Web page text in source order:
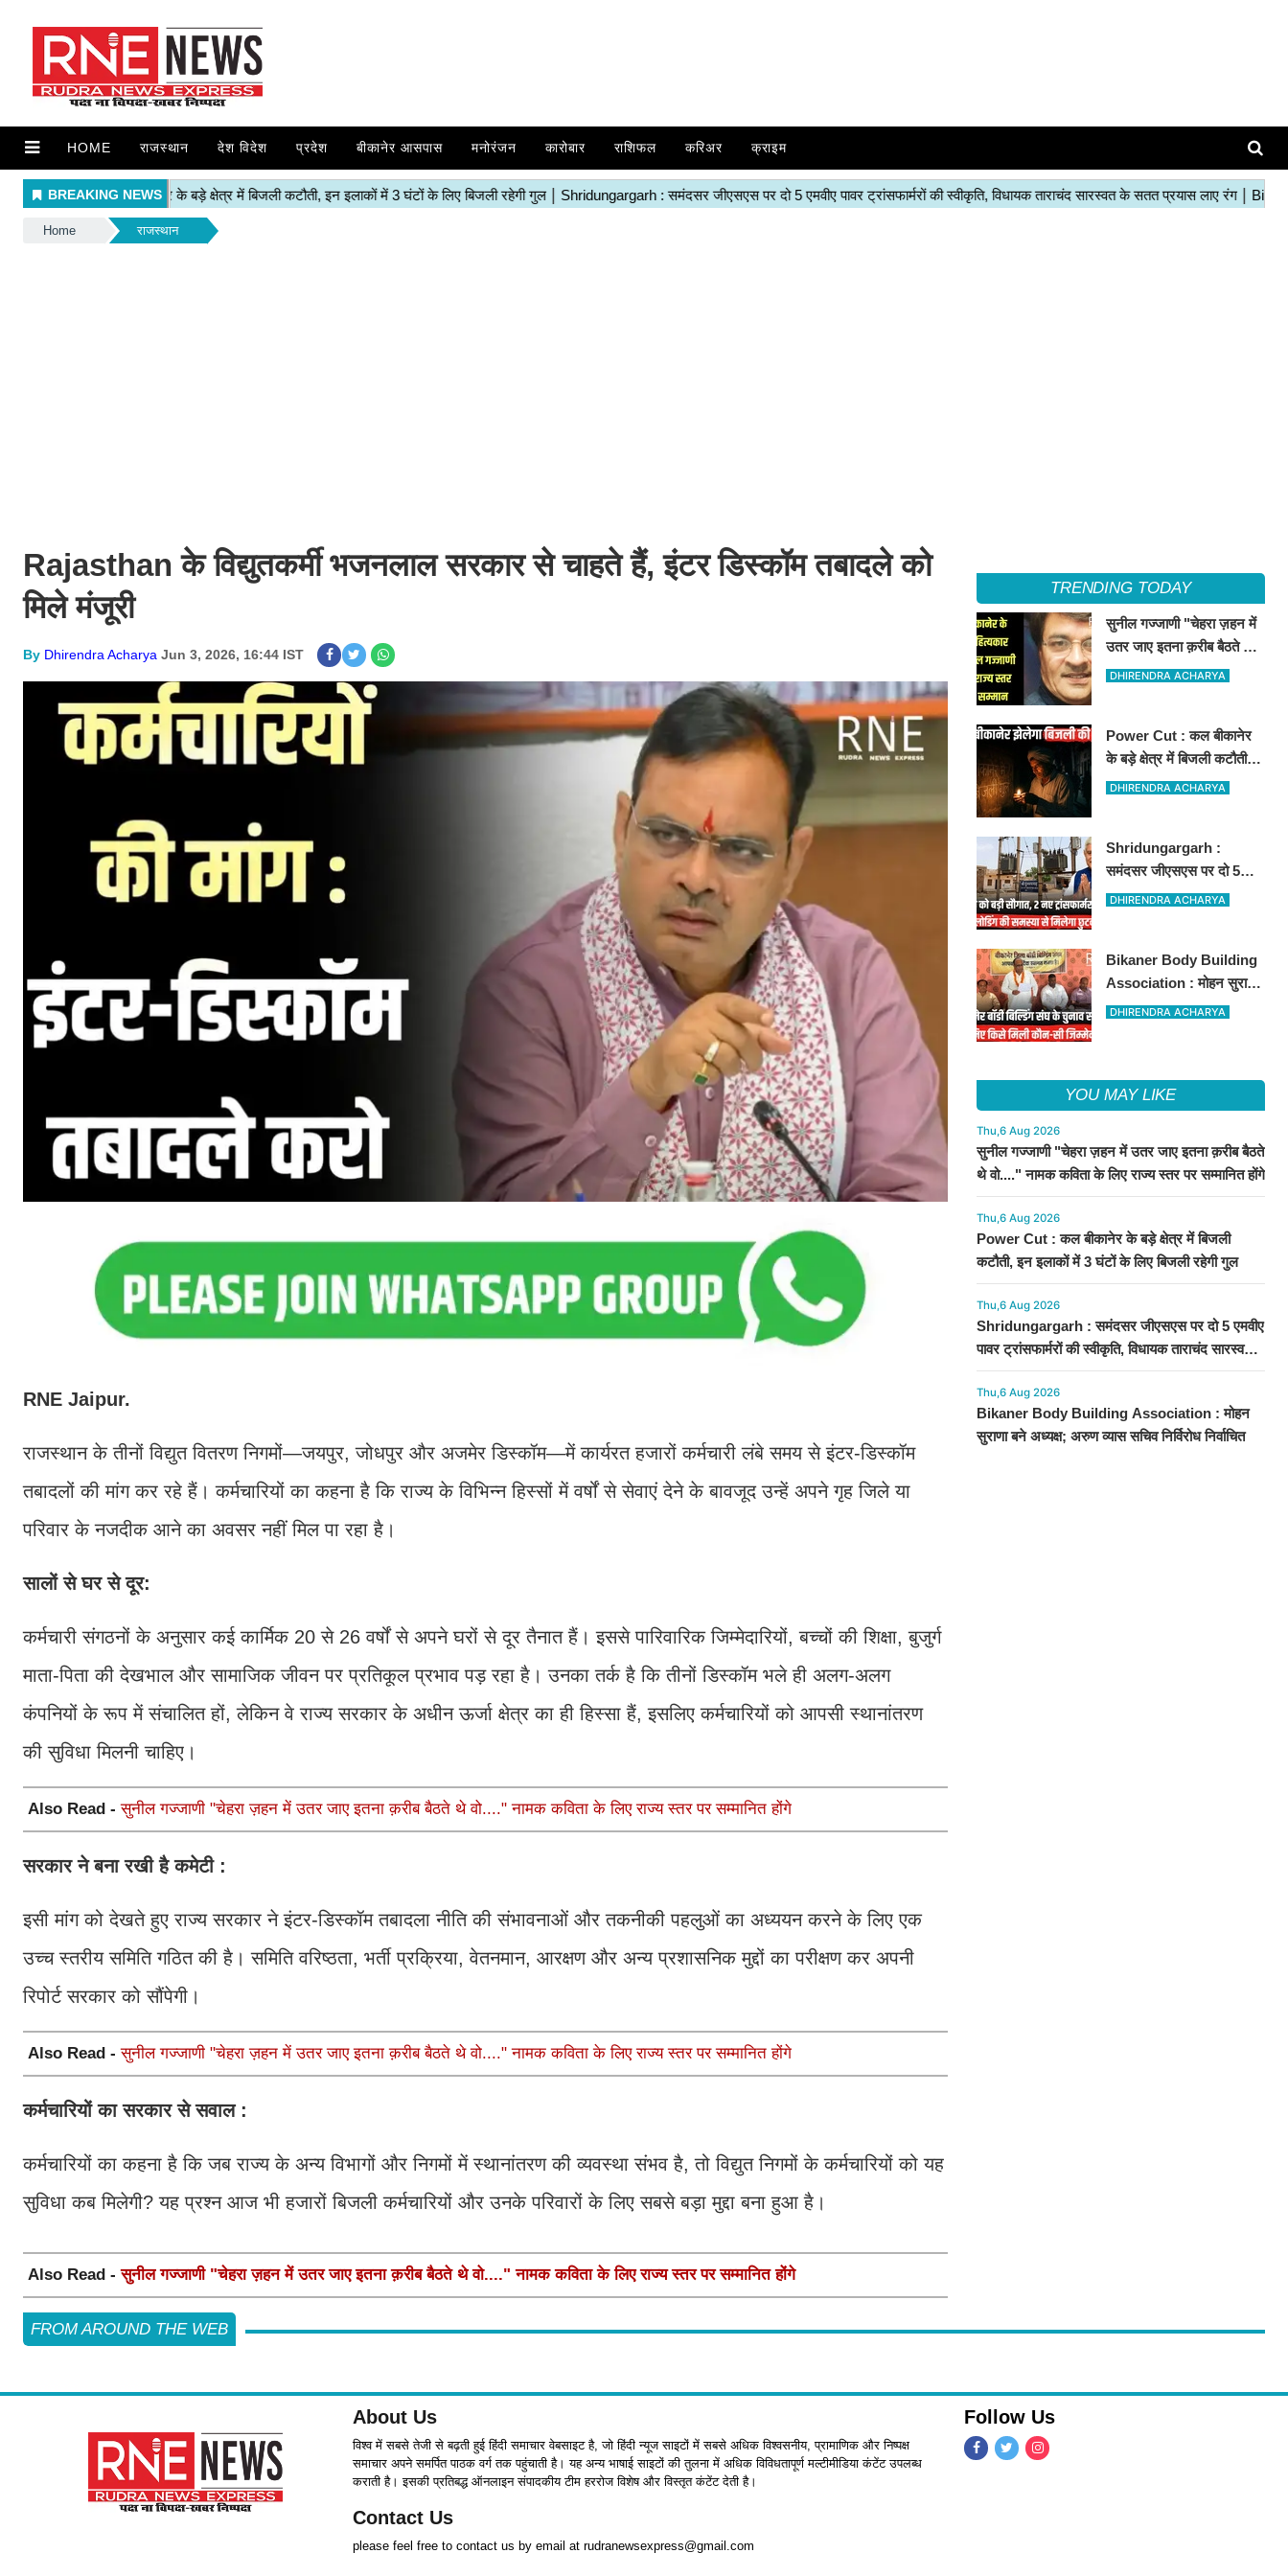
HOME राजस्थान देश विदेश प्रदेश बीकानेर आसपास मनोरंजन कारोबार राशिफल करिअर क्राइम
Home राजस्थान
Rajasthan के विद्युतकर्मी भजनलाल सरकार से चाहते हैं, इंटर डिस्कॉम तबादले को
मिले मंजूरी
By Dhirendra Acharya Jun 3, 2026, 16:44 IST
RNE Jaipur.
राजस्थान के तीनों विद्युत वितरण निगमों—जयपुर, जोधपुर और अजमेर डिस्कॉम—में कार्यरत हजारों कर्मचारी लंबे समय से इंटर-डिस्कॉम
तबादलों की मांग कर रहे हैं। कर्मचारियों का कहना है कि राज्य के विभिन्न हिस्सों में वर्षों से सेवाएं देने के बावजूद उन्हें अपने गृह जिले या
परिवार के नजदीक आने का अवसर नहीं मिल पा रहा है।
सालों से घर से दूर:
कर्मचारी संगठनों के अनुसार कई कार्मिक 20 से 26 वर्षों से अपने घरों से दूर तैनात हैं। इससे पारिवारिक जिम्मेदारियों, बच्चों की शिक्षा, बुजुर्ग
माता-पिता की देखभाल और सामाजिक जीवन पर प्रतिकूल प्रभाव पड़ रहा है। उनका तर्क है कि तीनों डिस्कॉम भले ही अलग-अलग
कंपनियों के रूप में संचालित हों, लेकिन वे राज्य सरकार के अधीन ऊर्जा क्षेत्र का ही हिस्सा हैं, इसलिए कर्मचारियों को आपसी स्थानांतरण
की सुविधा मिलनी चाहिए।
Also Read -सुनील गज्जाणी "चेहरा ज़हन में उतर जाए इतना क़रीब बैठते थे वो...." नामक कविता के लिए राज्य स्तर पर सम्मानित होंगे
सरकार ने बना रखी है कमेटी :
इसी मांग को देखते हुए राज्य सरकार ने इंटर-डिस्कॉम तबादला नीति की संभावनाओं और तकनीकी पहलुओं का अध्ययन करने के लिए एक
उच्च स्तरीय समिति गठित की है। समिति वरिष्ठता, भर्ती प्रक्रिया, वेतनमान, आरक्षण और अन्य प्रशासनिक मुद्दों का परीक्षण कर अपनी
रिपोर्ट सरकार को सौंपेगी।
Also Read -सुनील गज्जाणी "चेहरा ज़हन में उतर जाए इतना क़रीब बैठते थे वो...." नामक कविता के लिए राज्य स्तर पर सम्मानित होंगे
कर्मचारियों का सरकार से सवाल :
कर्मचारियों का कहना है कि जब राज्य के अन्य विभागों और निगमों में स्थानांतरण की व्यवस्था संभव है, तो विद्युत निगमों के कर्मचारियों को यह
सुविधा कब मिलेगी? यह प्रश्न आज भी हजारों बिजली कर्मचारियों और उनके परिवारों के लिए सबसे बड़ा मुद्दा बना हुआ है।
Also Read -सुनील गज्जाणी "चेहरा ज़हन में उतर जाए इतना क़रीब बैठते थे वो...." नामक कविता के लिए राज्य स्तर पर सम्मानित होंगे
TRENDING TODAY
सुनील गज्जाणी "चेहरा ज़हन में
उतर जाए इतना क़रीब बैठते थे
वो...." नामक कविता के लिए
DHIRENDRA ACHARYA
Power Cut : कल बीकानेर
के बड़े क्षेत्र में बिजली कटौती,
इन इलाकों में 3 घंटों के लिए
DHIRENDRA ACHARYA
Shridungargarh :
समंदसर जीएसएस पर दो 5
एमवीए पावर ट्रांसफार्मरों की
रंग
DHIRENDRA ACHARYA
Bikaner Body Building
Association : मोहन सुराणा
बने अध्यक्ष; अरुण व्यास सचिव
DHIRENDRA ACHARYA
YOU MAY LIKE
Thu,6 Aug 2026
सुनील गज्जाणी "चेहरा ज़हन में उतर जाए इतना क़रीब बैठते
थे वो...." नामक कविता के लिए राज्य स्तर पर सम्मानित होंगे
Thu,6 Aug 2026
Power Cut : कल बीकानेर के बड़े क्षेत्र में बिजली
कटौती, इन इलाकों में 3 घंटों के लिए बिजली रहेगी गुल
Thu,6 Aug 2026
Shridungargarh : समंदसर जीएसएस पर दो 5 एमवीए
पावर ट्रांसफार्मरों की स्वीकृति, विधायक ताराचंद सारस्वत
के सतत प्रयास लाए रंग
Thu,6 Aug 2026
Bikaner Body Building Association : मोहन
सुराणा बने अध्यक्ष; अरुण व्यास सचिव निर्विरोध निर्वाचित
FROM AROUND THE WEB
About Us
विश्व में सबसे तेजी से बढ़ती हुई हिंदी समाचार वेबसाइट है, जो हिंदी न्यूज साइटों में सबसे अधिक विश्वसनीय, प्रामाणिक और निष्पक्ष
समाचार अपने समर्पित पाठक वर्ग तक पहुंचाती है। यह अन्य भाषाई साइटों की तुलना में अधिक विविधतापूर्ण मल्टीमीडिया कंटेंट उपलब्ध
कराती है। इसकी प्रतिबद्ध ऑनलाइन संपादकीय टीम हररोज विशेष और विस्तृत कंटेंट देती है।
Contact Us
please feel free to contact us by email at rudranewsexpress@gmail.com
Follow Us